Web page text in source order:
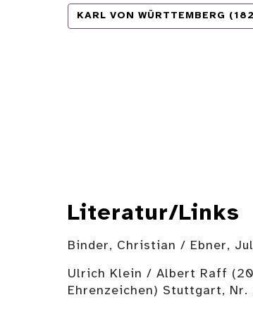
KARL VON WÜRTTEMBERG
Literatur/Links
Binder, Christian / Ebner,
Ulrich Klein / Albert Raff
Ehrenzeichen) Stuttgart, Nr.